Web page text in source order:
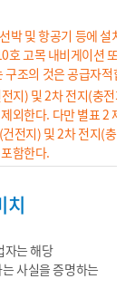
박 및 항공기 등에 설치
호 고목 내비게이션 또
구조의 것은 공급자적합
지) 및 2차 전지(충전지
외한다. 다만 별표 2 제
전지) 및 2차 전지(충
함한다.
치
자는 해당
사실을 증명하는